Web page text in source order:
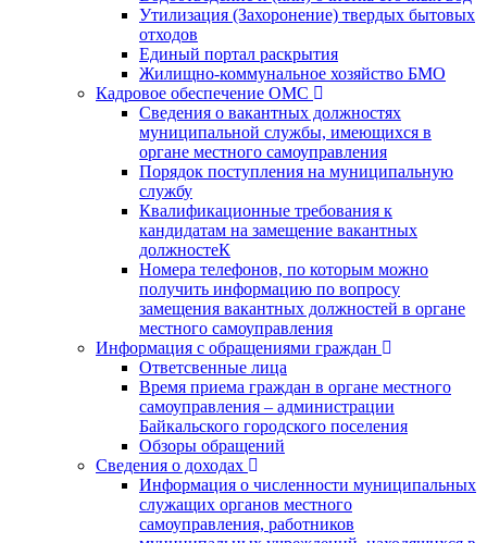
Утилизация (Захоронение) твердых бытовых
отходов
Единый портал раскрытия
Жилищно-коммунальное хозяйство БМО
Кадровое обеспечение ОМС
Сведения о вакантных должностях
муниципальной службы, имеющихся в
органе местного самоуправления
Порядок поступления на муниципальную
службу
Квалификационные требования к
кандидатам на замещение вакантных
должностеК
Номера телефонов, по которым можно
получить информацию по вопросу
замещения вакантных должностей в органе
местного самоуправления
Информация с обращениями граждан
Ответсвенные лица
Время приема граждан в органе местного
самоуправления – администрации
Байкальского городского поселения
Обзоры обращений
Сведения о доходах
Информация о численности муниципальных
служащих органов местного
самоуправления, работников